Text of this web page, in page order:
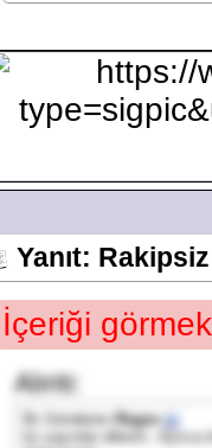
Yanıt:
İçeriği
Alıntı:
İlk Gönderen
Regex
İyi yayınlar dilerim.